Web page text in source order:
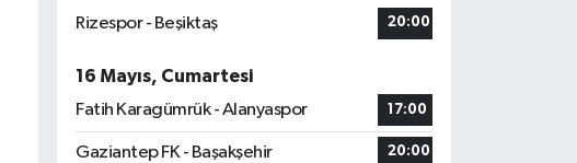
Rizespor - Beşiktaş
20:00
16 Mayıs, Cumartesi
Fatih Karagümrük - Alanyaspor
17:00
Gaziantep FK - Başakşehir 20:00